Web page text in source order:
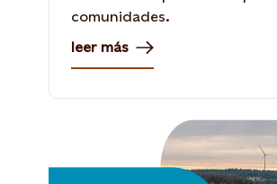
comunidades.
leer más